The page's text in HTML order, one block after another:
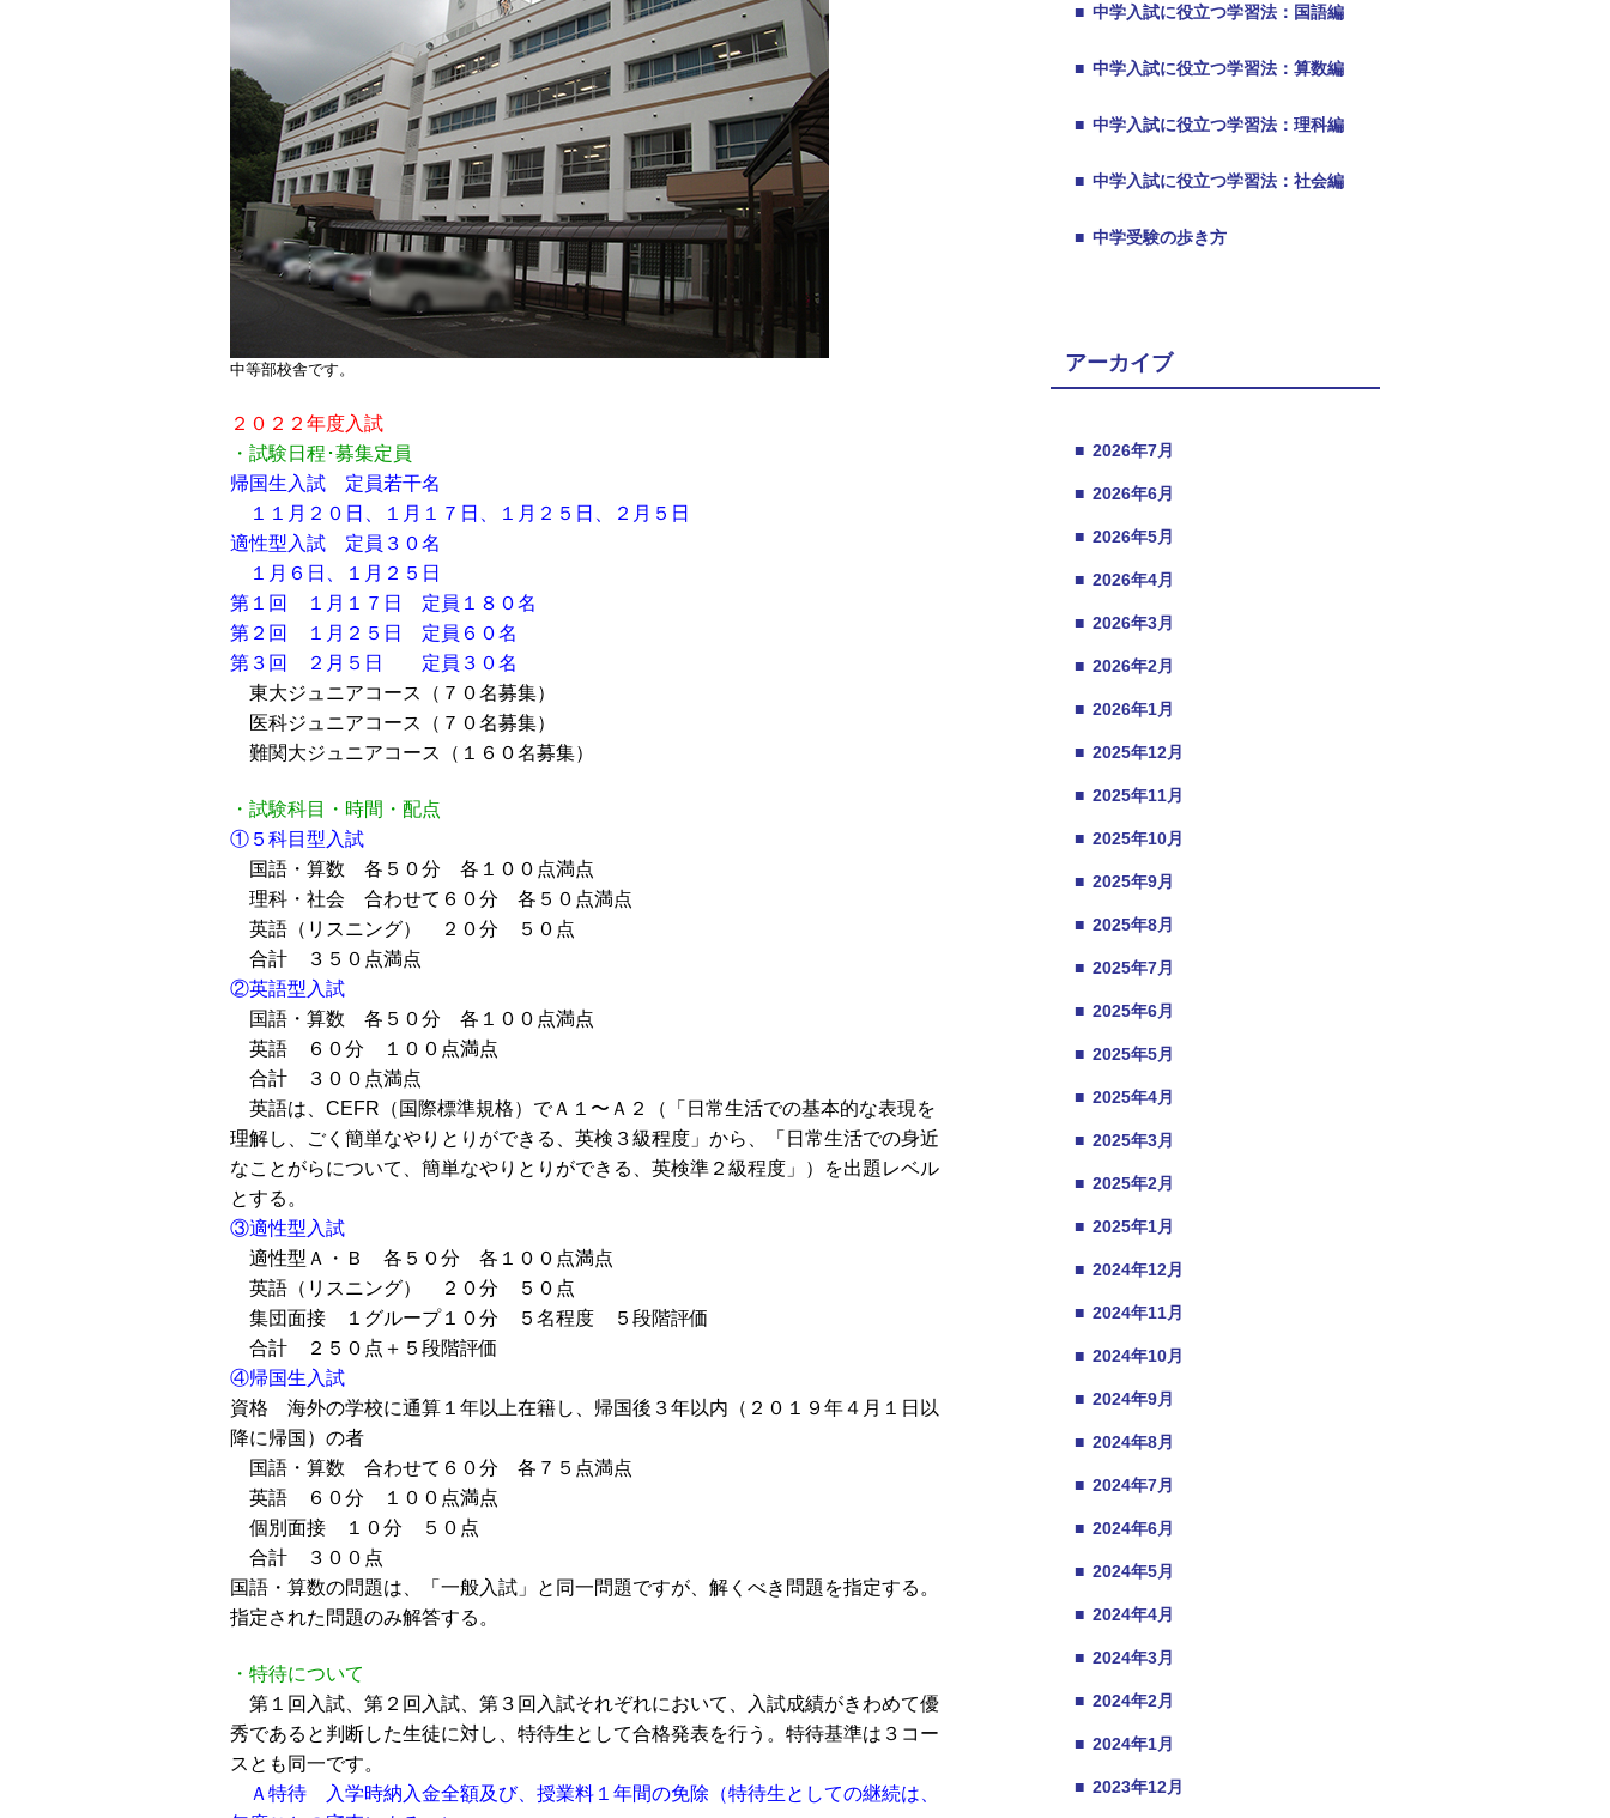
中等部校舎です。
２０２２年度入試
・試験日程･募集定員
帰国生入試 定員若干名
１１月２０日、１月１７日、１月２５日、２月５日
適性型入試 定員３０名
１月６日、１月２５日
第１回 １月１７日 定員１８０名
第２回 １月２５日 定員６０名
第３回 ２月５日 定員３０名
東大ジュニアコース（７０名募集）
医科ジュニアコース（７０名募集）
難関大ジュニアコース（１６０名募集）
・試験科目・時間・配点
①５科目型入試
国語・算数 各５０分 各１００点満点
理科・社会 合わせて６０分 各５０点満点
英語（リスニング） ２０分 ５０点
合計 ３５０点満点
②英語型入試
国語・算数 各５０分 各１００点満点
英語 ６０分 １００点満点
合計 ３００点満点
英語は、CEFR（国際標準規格）でＡ１〜Ａ２（「日常生活での基本的な表現を
理解し、ごく簡単なやりとりができる、英検３級程度」から、「日常生活での身近
なことがらについて、簡単なやりとりができる、英検準２級程度」）を出題レベル
とする。
③適性型入試
適性型Ａ・Ｂ 各５０分 各１００点満点
英語（リスニング） ２０分 ５０点
集団面接 １グループ１０分 ５名程度 ５段階評価
合計 ２５０点＋５段階評価
④帰国生入試
資格 海外の学校に通算１年以上在籍し、帰国後３年以内（２０１９年４月１日以
降に帰国）の者
国語・算数 合わせて６０分 各７５点満点
英語 ６０分 １００点満点
個別面接 １０分 ５０点
合計 ３００点
国語・算数の問題は、「一般入試」と同一問題ですが、解くべき問題を指定する。
指定された問題のみ解答する。
・特待について
第１回入試、第２回入試、第３回入試それぞれにおいて、入試成績がきわめて優
秀であると判断した生徒に対し、特待生として合格発表を行う。特待基準は３コー
スとも同一です。
Ａ特待 入学時納入金全額及び、授業料１年間の免除（特待生としての継続は、
■ 中学入試に役立つ学習法：国語編
■ 中学入試に役立つ学習法：算数編
■ 中学入試に役立つ学習法：理科編
■ 中学入試に役立つ学習法：社会編
■ 中学受験の歩き方
アーカイブ
■ 2026年7月
■ 2026年6月
■ 2026年5月
■ 2026年4月
■ 2026年3月
■ 2026年2月
■ 2026年1月
■ 2025年12月
■ 2025年11月
■ 2025年10月
■ 2025年9月
■ 2025年8月
■ 2025年7月
■ 2025年6月
■ 2025年5月
■ 2025年4月
■ 2025年3月
■ 2025年2月
■ 2025年1月
■ 2024年12月
■ 2024年11月
■ 2024年10月
■ 2024年9月
■ 2024年8月
■ 2024年7月
■ 2024年6月
■ 2024年5月
■ 2024年4月
■ 2024年3月
■ 2024年2月
■ 2024年1月
■ 2023年12月